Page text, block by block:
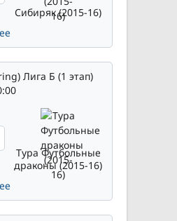
Сибиряк (2015-16)
Лига Б (1 этап)
Тура Футбольные
драконы (2015-16)